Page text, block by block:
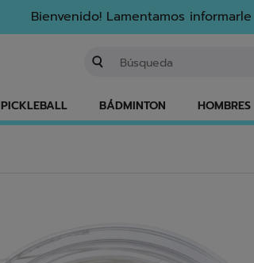
Bienvenido! Lamentamos
PICKLEBALL BÁDMINTON HOMBRES